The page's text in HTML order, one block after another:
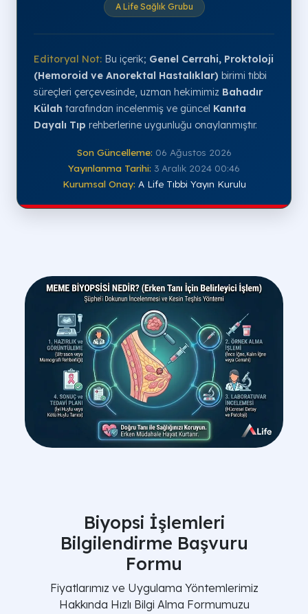
A Life Sağlık Grubu
Editoryal Not: Bu içerik; Genel Cerrahi, Proktoloji
(Hemoroid ve Anorektal Hastalıklar) birimi tıbbi
süreçleri çerçevesinde, uzman hekimimiz Bahadır
Külah tarafından incelenmiş ve güncel Kanıta
Dayalı Tıp rehberlerine uygunluğu onaylanmıştır.
Son Güncelleme: 06 Ağustos 2026
Yayınlanma Tarihi: 3 Aralık 2024 00:46
Kurumsal Onay: A Life Tıbbi Yayın Kurulu
Biyopsi İşlemleri
Bilgilendirme Başvuru
Formu
Fiyatlarımız ve Uygulama Yöntemlerimiz
Hakkında Hızlı Bilgi Alma Formumuzu